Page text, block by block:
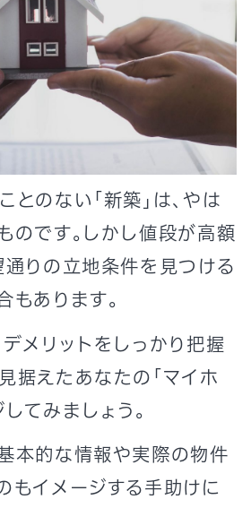
のない「新築」は、やは
のです。しかし値段が高額
通りの立地条件を見つける
もあります。
デメリットをしっかり把握
据えたあなたの「マイホ
てみましょう。
本的な情報や実際の物件
もイメージする手助けに